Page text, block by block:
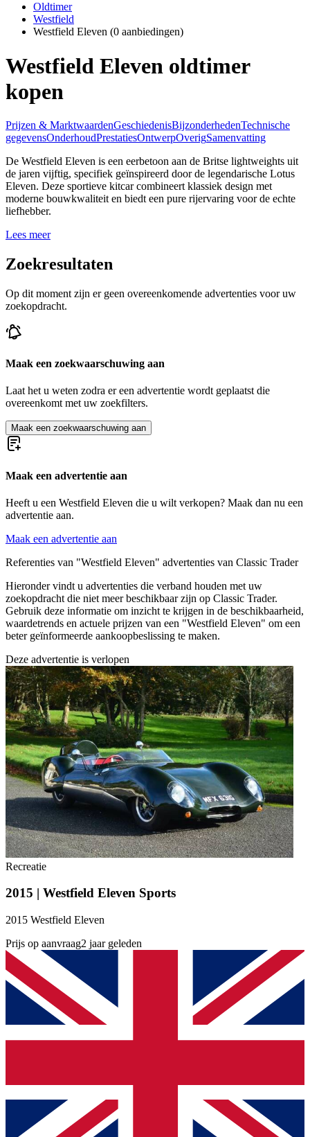
Oldtimer
Westfield
Westfield Eleven (0 aanbiedingen)
Westfield Eleven oldtimer
kopen
Prijzen & MarktwaardenGeschiedenisBijzonderhedenTechnische
gegevensOnderhoudPrestatiesOntwerpOverigSamenvatting
De Westfield Eleven is een eerbetoon aan de Britse lightweights uit
de jaren vijftig, specifiek geïnspireerd door de legendarische Lotus
Eleven. Deze sportieve kitcar combineert klassiek design met
moderne bouwkwaliteit en biedt een pure rijervaring voor de echte
liefhebber.
Lees meer
Zoekresultaten
Op dit moment zijn er geen overeenkomende advertenties voor uw
zoekopdracht.
Maak een zoekwaarschuwing aan
Laat het u weten zodra er een advertentie wordt geplaatst die
overeenkomt met uw zoekfilters.
Maak een zoekwaarschuwing aan
Maak een advertentie aan
Heeft u een Westfield Eleven die u wilt verkopen? Maak dan nu een
advertentie aan.
Maak een advertentie aan
Referenties van "Westfield Eleven" advertenties van Classic Trader
Hieronder vindt u advertenties die verband houden met uw
zoekopdracht die niet meer beschikbaar zijn op Classic Trader.
Gebruik deze informatie om inzicht te krijgen in de beschikbaarheid,
waardetrends en actuele prijzen van een "Westfield Eleven" om een
beter geïnformeerde aankoopbeslissing te maken.
Deze advertentie is verlopen
Recreatie
2015 | Westfield Eleven Sports
2015 Westfield Eleven
Prijs op aanvraag2 jaar geleden